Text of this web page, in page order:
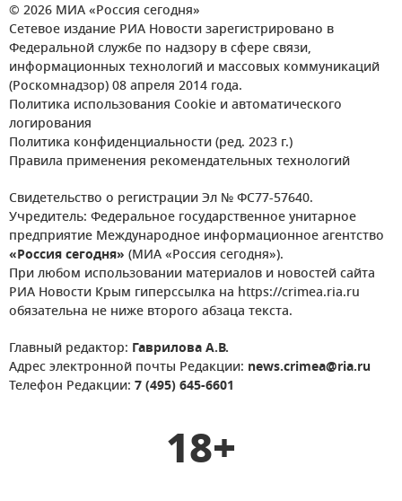
© 2026 МИА «Россия сегодня»
Сетевое издание РИА Новости зарегистрировано в
Федеральной службе по надзору в сфере связи,
информационных технологий и массовых коммуникаций
(Роскомнадзор) 08 апреля 2014 года.
Политика использования Cookie и автоматического
логирования
Политика конфиденциальности (ред. 2023 г.)
Правила применения рекомендательных технологий
Свидетельство о регистрации Эл № ФС77-57640.
Учредитель: Федеральное государственное унитарное
предприятие Международное информационное агентство
«Россия сегодня» (МИА «Россия сегодня»).
При любом использовании материалов и новостей сайта
РИА Новости Крым гиперссылка на https://crimea.ria.ru
обязательна не ниже второго абзаца текста.
Главный редактор: Гаврилова А.В.
Адрес электронной почты Редакции: news.crimea@ria.ru
Телефон Редакции: 7 (495) 645-6601
18+